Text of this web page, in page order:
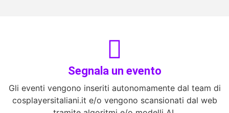
Segnala un evento
Gli eventi vengono inseriti autonomamente dal team di
cosplayersitaliani.it e/o vengono scansionati dal web